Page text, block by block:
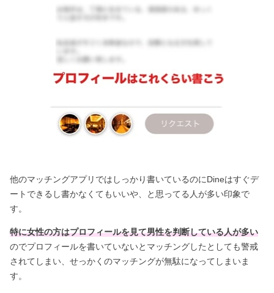
他のマッチングアプリではしっかり書いているのにDineはすぐデ
ートできるし書かなくてもいいや、と思ってる人が多い印象で
す。
特に女性の方はプロフィールを見て男性を判断している人が多い
のでプロフィールを書いていないとマッチングしたとしても警戒
されてしまい、せっかくのマッチングが無駄になってしまいま
す。